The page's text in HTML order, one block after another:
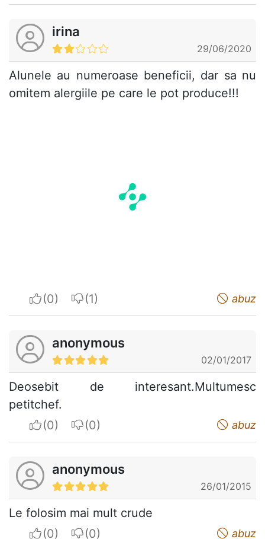
irina
29/06/2020
Alunele au numeroase beneficii, dar sa nu
omitem alergiile pe care le pot produce!!!
I apreciateI do not appreciate abuz
anonymous
02/01/2017
Deosebit de interesant.Multumesc
petitchef.
I apreciateI do not appreciate abuz
anonymous
26/01/2015
Le folosim mai mult crude
I apreciateI do not appreciate abuz